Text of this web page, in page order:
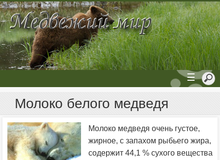
☰
Молоко белого медведя
Молоко медведя очень густое,
жирное, с запахом рыбьего жира,
содержит 44,1 % сухого вещества